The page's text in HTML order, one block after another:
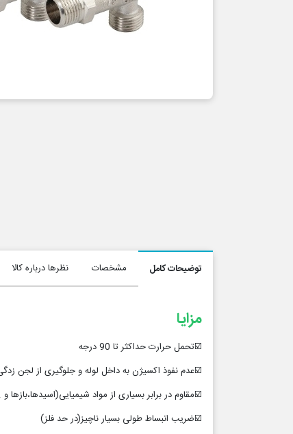
توضیحات کامل مشخصات نظرها درباره کالا
مزایا
☑️تحمل حرارت حداکثر تا 90 درجه
☑️عدم نفوذ اکسیژن به داخل لوله و جلوگیری از لجن
☑️مقاوم در برابر بسیاری از مواد شیمیایی(اسیدها،بازها
☑️ضریب انبساط طولی بسیار ناچیز(در حد فلز)